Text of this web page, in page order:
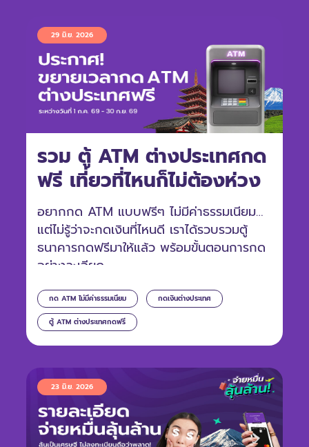
รวม ตู้ ATM ต่างประเทศกด
ฟรี เที่ยวที่ไหนก็ไม่ต้องห่วง
29 มิ.ย. 2026
กด ATM ไม่มีค่าธรรมเนียม กดเงินต่างประเทศ
ตู้ ATM ต่างประเทศกดฟรี
อยากกด ATM แบบฟรีๆ ไม่มีค่าธรรมเนียม
แต่ไม่รู้ว่าจะกดเงินที่ไหนดี เราได้รวบรวมตู้
ธนาคารกดฟรีมาให้แล้ว พร้อมขั้นตอนการกด
อย่างละเอียด
23 มิ.ย. 2026